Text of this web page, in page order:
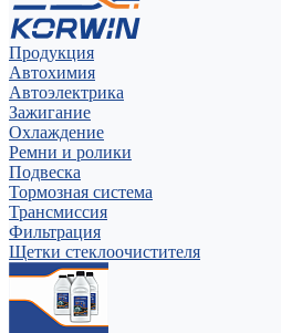
Продукция
Автохимия
Автоэлектрика
Зажигание
Охлаждение
Ремни и ролики
Подвеска
Тормозная система
Трансмиссия
Фильтрация
Щетки стеклоочистителя